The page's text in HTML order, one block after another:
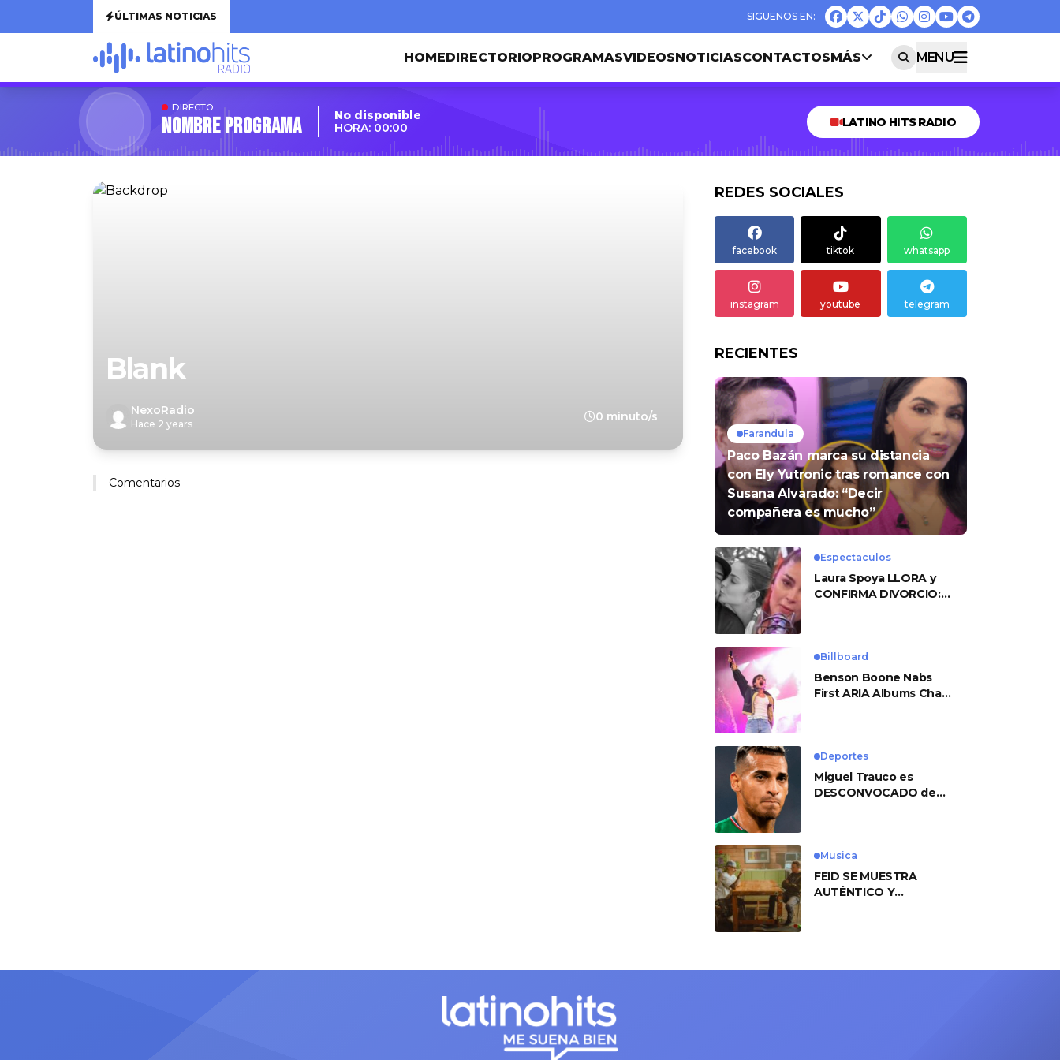
ÚLTIMAS NOTICIAS
HOMEDIRECTORIOPROGRAMASVIDEOSNOTICIASCONTACTOSMÁS MENU
DIRECTO
Nombre Programa
No disponible
HORA: 00:00
LATINO HITS RADIO
Blank
NexoRadio
Hace 2 years
0 minuto/s
Comentarios
REDES SOCIALES
facebook tiktok whatsapp
instagram youtube telegram
RECIENTES
Farandula
Paco Bazán marca su distancia
con Ely Yutronic tras romance con
Susana Alvarado: “Decir
compañera es mucho”
Espectaculos
Laura Spoya LLORA y
CONFIRMA DIVORCIO:
Billboard
Benson Boone Nabs
First ARIA Albums Chart
Deportes
Miguel Trauco es
DESCONVOCADO de
Musica
FEID SE MUESTRA
AUTÉNTICO Y
ARTÍSTICA EN SU